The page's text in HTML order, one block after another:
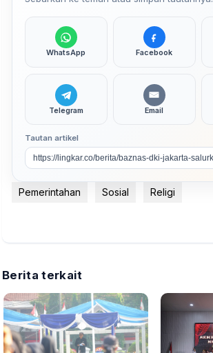
WhatsApp Facebook
Telegram Email
Tautan artikel
Pemerintahan Sosial Religi
Berita terkait